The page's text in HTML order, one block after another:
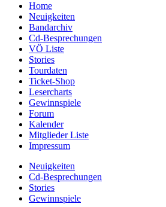
Home
Neuigkeiten
Bandarchiv
Cd-Besprechungen
VÖ Liste
Stories
Tourdaten
Ticket-Shop
Lesercharts
Gewinnspiele
Forum
Kalender
Mitglieder Liste
Impressum
Neuigkeiten
Cd-Besprechungen
Stories
Gewinnspiele